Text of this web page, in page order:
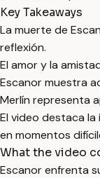
Key Takeaways
La muerte de
reflexión.
El amor y la
Escanor muestra
Merlín representa
El video destaca
en momentos
What the video
Escanor enfrenta